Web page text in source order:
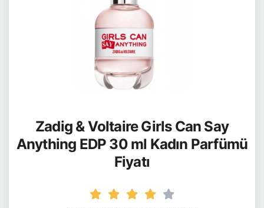
Zadig & Voltaire Girls Can Say
Anything EDP 30 ml Kadın Parfümü
Fiyatı